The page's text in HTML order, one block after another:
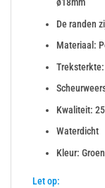
ø18mm
De randen
Materiaal:
Kwaliteit:
Waterdicht
Kleur: Groen
Let op: